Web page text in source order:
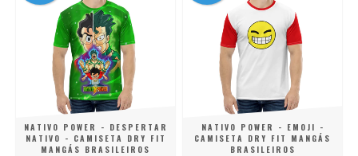
NATIVO POWER - DESPERTAR
NATIVO - CAMISETA DRY FIT
MANGÁS BRASILEIROS
NATIVO POWER - EMOJI -
CAMISETA DRY FIT MANGÁS
BRASILEIROS